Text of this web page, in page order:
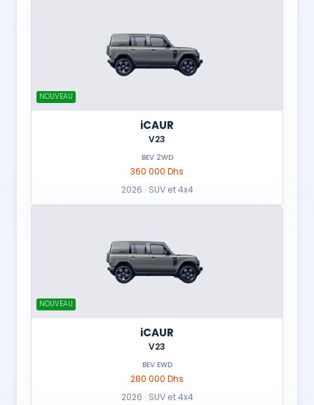
NOUVEAU
iCAUR
V23
BEV 2WD
360 000 Dhs
2026 · SUV et 4x4
NOUVEAU
iCAUR
V23
BEV EWD
280 000 Dhs
2026 · SUV et 4x4